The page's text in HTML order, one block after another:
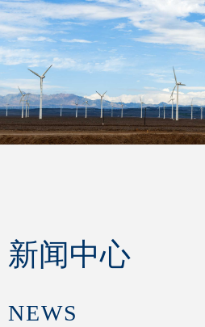
新闻中心
NEWS